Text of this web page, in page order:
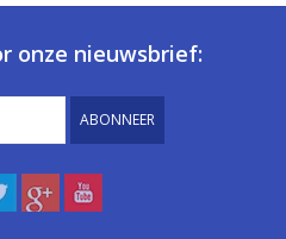
onze nieuwsbrief:
ABONNEER